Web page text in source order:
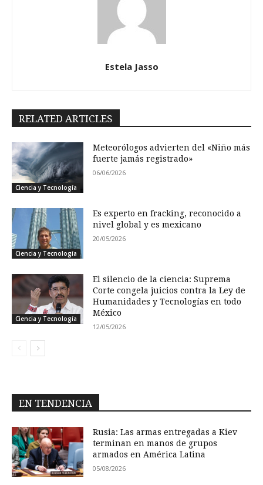
Estela Jasso
RELATED ARTICLES
Ciencia y Tecnología
Meteorólogos advierten del «Niño más
fuerte jamás registrado»
06/06/2026
Ciencia y Tecnología
Es experto en fracking, reconocido a
nivel global y es mexicano
20/05/2026
Ciencia y Tecnología
El silencio de la ciencia: Suprema
Corte congela juicios contra la Ley de
Humanidades y Tecnologías en todo
México
12/05/2026
EN TENDENCIA
Rusia: Las armas entregadas a Kiev
terminan en manos de grupos
armados en América Latina
05/08/2026